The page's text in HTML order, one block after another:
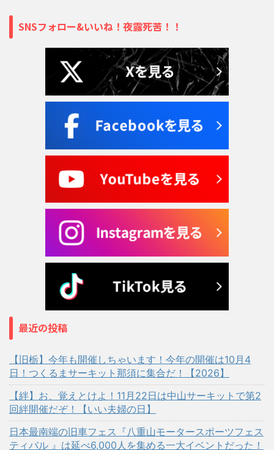
SNSフォロー&いいね！夜露死苦！！
最近の投稿
【旧栃】今年も開催しちゃいます！今年の開催は10月4
日！つくるまサーキット那須に集合だ！【2026】
【絆】お、覚えとけよ！11月22日は中山サーキットで第2
回絆開催だぞ！【いい夫婦の日】
日本最南端の旧車フェス『八重山モータースポーツフェス
ティバル 』は延べ6,000人を集める一大イベントだった！